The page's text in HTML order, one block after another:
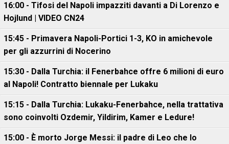
16:00 - Tifosi del Napoli impazziti davanti a Di Lorenzo e
Hojlund | VIDEO CN24
15:45 - Primavera Napoli-Portici 1-3, KO in amichevole
per gli azzurrini di Nocerino
15:30 - Dalla Turchia: il Fenerbahce offre 6 milioni di euro
al Napoli! Contratto biennale per Lukaku
15:15 - Dalla Turchia: Lukaku-Fenerbahce, nella trattativa
sono coinvolti Ozdemir, Yildirim, Kamer e Ledure!
15:00 - È morto Jorge Messi: il padre di Leo che lo